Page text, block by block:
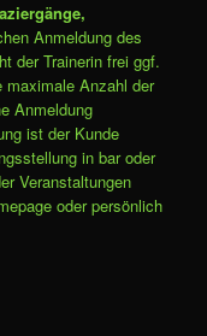
Anmeldung des
der Trainerin frei ggf.
maximale Anzahl der
Anmeldung
ist der Kunde
in bar oder
Veranstaltungen
oder persönlich